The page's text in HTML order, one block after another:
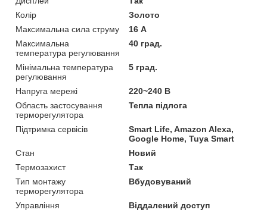
Колір
Золото
Максимальна сила струму
16 А
Максимальна
температура регулювання
40 град.
Мінімальна температура
регулювання
5 град.
Напруга мережі
220~240 В
Область застосування
терморегулятора
Тепла підлога
Підтримка сервісів
Smart Life, Amazon Alexa,
Google Home, Tuya Smart
Стан
Новий
Термозахист
Так
Тип монтажу
терморегулятора
Вбудовуваний
Управління
Віддалений доступ